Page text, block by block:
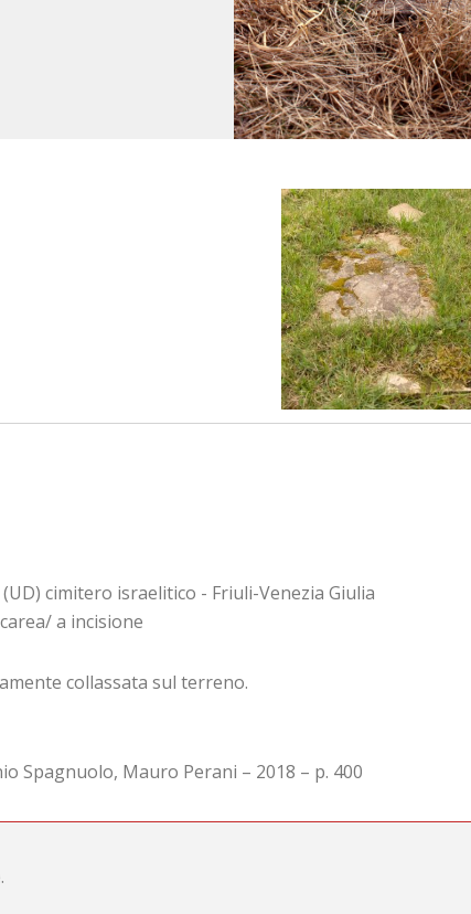
cimitero israelitico - Friuli-Venezia Giulia
a incisione
collassata sul terreno.
Spagnuolo, Mauro Perani – 2018 – p. 400